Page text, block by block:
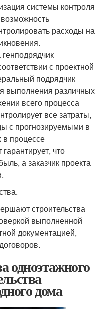
системы контроля
расходы на
генподрядчик
с проектной
подрядчик
выполнения различных
всего процесса
все затраты,
с прогнозируемыми в
в процессе
что
а заказчик проекта
строительства
выполненной
документацией,
одноэтажного
дома